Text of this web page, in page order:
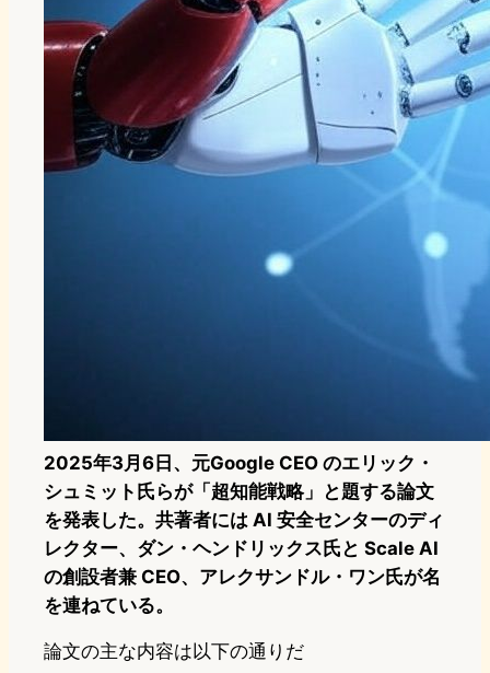
2025年3月6日、元Google CEO のエリック・
シュミット氏らが「超知能戦略」と題する論文
を発表した。共著者には AI 安全センターのディ
レクター、ダン・ヘンドリックス氏と Scale AI
の創設者兼 CEO、アレクサンドル・ワン氏が名
を連ねている。
論文の主な内容は以下の通りだ